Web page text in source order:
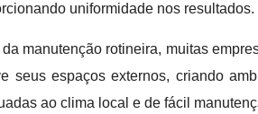
uniformidade nos
manutenção rotineira, muitas
seus espaços externos, criando
ao clima local e de fácil